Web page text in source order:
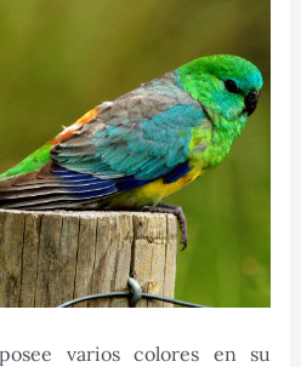
varios colores en su